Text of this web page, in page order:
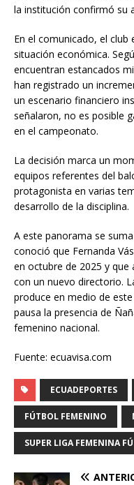
la institución confirmó su
En el comunicado, el
situación económica.
encuentran estancados
han registrado un
un escenario financiero
señalaron, no es posible
en el campeonato.
La decisión marca un
equipos referentes del
protagonista en varias
desarrollo de la disciplina.
A este panorama se
conoció que Fernanda
en octubre de 2025 y
con un nuevo directorio.
produce en medio de
pausa la presencia de
femenino nacional.
Fuente: ecuavisa.com
ECUADEPORTES
FÚTBOL FEMENINO
SUPER LIGA FEMENINA